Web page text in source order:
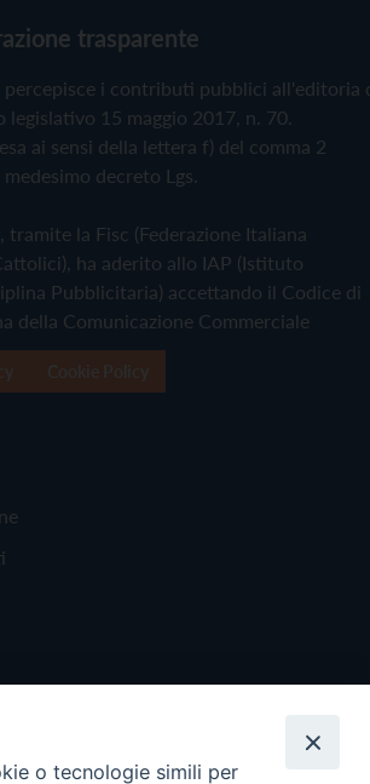
trasparente
percepisce i contributi pubblici all'editoria
legislativo 15 maggio 2017, n. 70.
ai sensi della lettera f) del comma 2
decreto Lgs.
tramite la Fisc (Federazione Italiana
ha aderito allo IAP (Istituto
Pubblicitaria) accettando il Codice di
della Comunicazione Commerciale
o tecnologie simili per